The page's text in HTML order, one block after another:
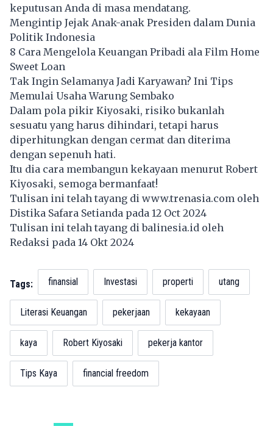
keputusan Anda di masa mendatang.
Mengintip Jejak Anak-anak Presiden dalam Dunia
Politik Indonesia
8 Cara Mengelola Keuangan Pribadi ala Film Home
Sweet Loan
Tak Ingin Selamanya Jadi Karyawan? Ini Tips
Memulai Usaha Warung Sembako
Dalam pola pikir Kiyosaki, risiko bukanlah
sesuatu yang harus dihindari, tetapi harus
diperhitungkan dengan cermat dan diterima
dengan sepenuh hati.
Itu dia cara membangun kekayaan menurut Robert
Kiyosaki, semoga bermanfaat!
Tulisan ini telah tayang di www.trenasia.com oleh
Distika Safara Setianda pada 12 Oct 2024
Tulisan ini telah tayang dibalinesia.id oleh
Redaksi pada 14 Okt 2024
Tags: finansial Investasi properti utang
Literasi Keuangan pekerjaan kekayaan
kaya Robert Kiyosaki pekerja kantor
Tips Kaya financial freedom